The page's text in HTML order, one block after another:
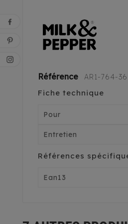
Référence AR1-764-36
Fiche technique
Pour
Entretien
Références
Ean13